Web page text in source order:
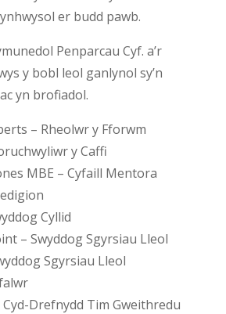
er budd pawb.
Penparcau Cyf. a’r
y bobl leol ganlynol sy’n
yn brofiadol.
– Rheolwr y Fforwm
y Caffi
MBE – Cyfaill Mentora
Cyllid
– Swyddog Sgyrsiau Lleol
Sgyrsiau Lleol
Cyd-Drefnydd Tim Gweithredu